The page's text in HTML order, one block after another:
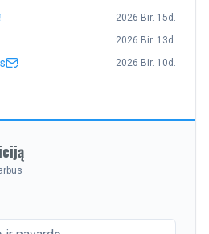
2026 Bir. 15d.
2026 Bir. 13d.
2026 Bir. 10d.